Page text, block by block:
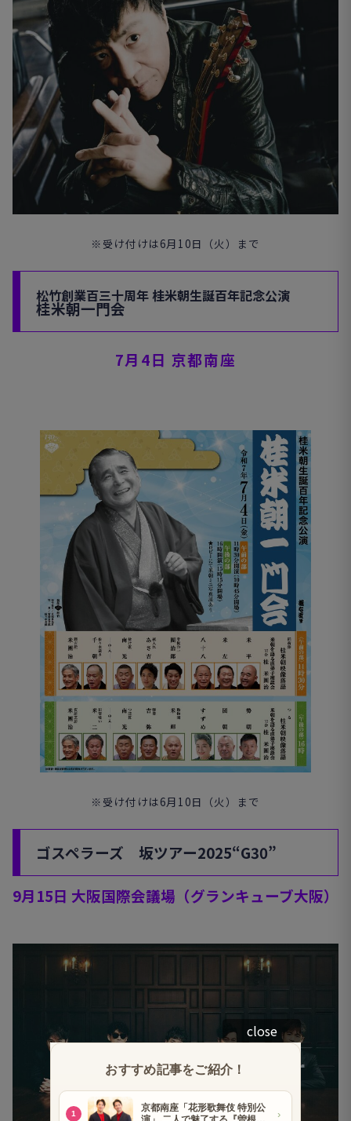
※受け付けは6月10日（火）まで
松竹創業百三十周年 桂米朝生誕百年記念公演
桂米朝一門会
7月 4日 京都南座
※受け付けは6月10日（火）まで
ゴスペラーズ 坂ツアー2025“G30”
9月15日 大阪国際会議場（グランキューブ大阪）
close